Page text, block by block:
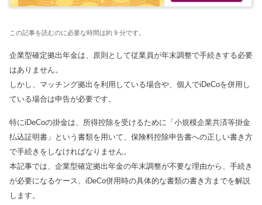
無申告を解消したい方
税理士顧問
相続サービス
経営コンサルティング
リスク対策サポート(保険)
会社設立関連
Youtube
曽根康正の経営塾チャンネル
単発セミナー
複数回セミナー
相談会
相続コラム
曽根康正の経営塾
毎月最新情報をお届け
ダウンロードコンテンツ一覧
税務関連
会計帳簿関連
融資関連
助成金関連
この記事を読むのに必要な時間は約 9 分です。
企業型確定拠出年金は、原則として従業員が年末調整で手続きする必要
はありません。
しかし、マッチング拠出を利用している場合や、個人でiDeCoを併用し
ている場合は申告が必要です。
特にiDeCoの掛金は、所得控除を受けるために「小規模企業共済等掛金
払込証明書」という書類を用いて、保険料控除申告書への正しい書き方
で手続きをしなければなりません。
本記事では、企業型確定拠出年金の年末調整が不要な理由から、手続き
が必要になるケース、iDeCo併用時の具体的な書類の書き方までを解説
します。